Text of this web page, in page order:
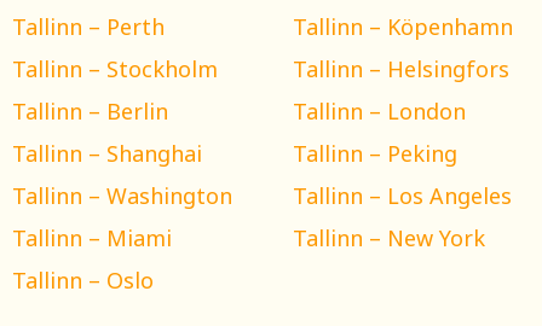
Tallinn – Perth
Tallinn – Köpenhamn
Tallinn – Stockholm
Tallinn – Helsingfors
Tallinn – Berlin
Tallinn – London
Tallinn – Shanghai
Tallinn – Peking
Tallinn – Washington
Tallinn – Los Angeles
Tallinn – Miami
Tallinn – New York
Tallinn – Oslo